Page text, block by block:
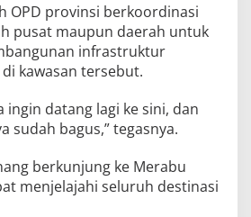
OPD provinsi berkoordinasi
pusat maupun daerah untuk
infrastruktur
kawasan tersebut.
ingin datang lagi ke sini, dan
sudah bagus,” tegasnya.
berkunjung ke Merabu
menjelajahi seluruh destinasi